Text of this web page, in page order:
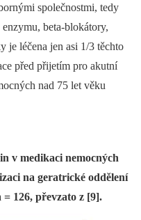
společnostmi, tedy
beta-blokátory,
je léčena jen asi 1/3 těchto
před přijetím pro akutní
nad 75 let věku
v medikaci nemocných
na geratrické oddělení
126, převzato z [9].